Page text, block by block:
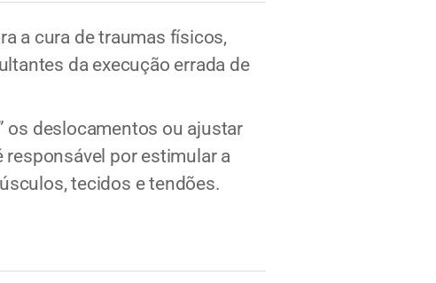
a cura de traumas físicos,
da execução errada de
os deslocamentos ou ajustar
por estimular a
tecidos e tendões.